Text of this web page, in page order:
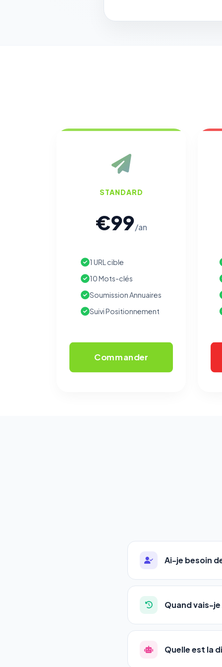
STANDARD
€99/an
1 URL cible
10 Mots-clés
Soumission Annuaires
Suivi Positionnement
Commander
Ai-je besoin
Absolument pas.
auto-entrepreneurs,
l'adresse de votre
Quand vais-
La plupart de nos
progression
Quelle est la